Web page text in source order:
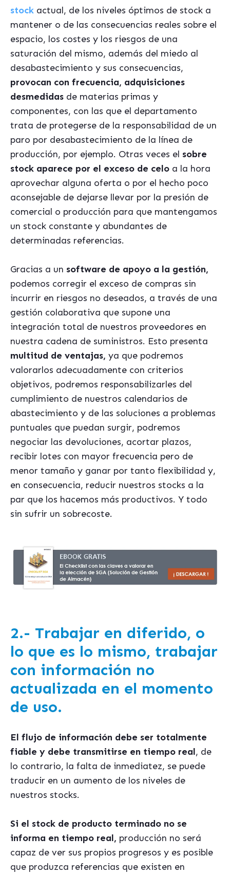
stock actual, de los niveles óptimos de stock a
mantener o de las consecuencias reales sobre el
espacio, los costes y los riesgos de una
saturación del mismo, además del miedo al
desabastecimiento y sus consecuencias,
provocan con frecuencia, adquisiciones
desmedidas de materias primas y
componentes, con las que el departamento
trata de protegerse de la responsabilidad de un
paro por desabastecimiento de la línea de
producción, por ejemplo. Otras veces el sobre
stock aparece por el exceso de celo a la hora
aprovechar alguna oferta o por el hecho poco
aconsejable de dejarse llevar por la presión de
comercial o producción para que mantengamos
un stock constante y abundantes de
determinadas referencias.
Gracias a un software de apoyo a la gestión,
podemos corregir el exceso de compras sin
incurrir en riesgos no deseados, a través de una
gestión colaborativa que supone una
integración total de nuestros proveedores en
nuestra cadena de suministros. Esto presenta
multitud de ventajas, ya que podremos
valorarlos adecuadamente con criterios
objetivos, podremos responsabilizarles del
cumplimiento de nuestros calendarios de
abastecimiento y de las soluciones a problemas
puntuales que puedan surgir, podremos
negociar las devoluciones, acortar plazos,
recibir lotes con mayor frecuencia pero de
menor tamaño y ganar por tanto flexibilidad y,
en consecuencia, reducir nuestros stocks a la
par que los hacemos más productivos. Y todo
sin sufrir un sobrecoste.
2.- Trabajar en diferido, o
lo que es lo mismo, trabajar
con información no
actualizada en el momento
de uso.
El flujo de información debe ser totalmente
fiable y debe transmitirse en tiempo real, de
lo contrario, la falta de inmediatez, se puede
traducir en un aumento de los niveles de
nuestros stocks.
Si el stock de producto terminado no se
informa en tiempo real, producción no será
capaz de ver sus propios progresos y es posible
que produzca referencias que existen en